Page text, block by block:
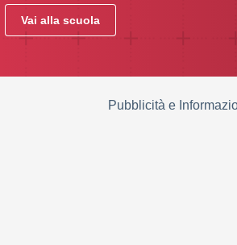
Vai alla scuola
Pubblicità e